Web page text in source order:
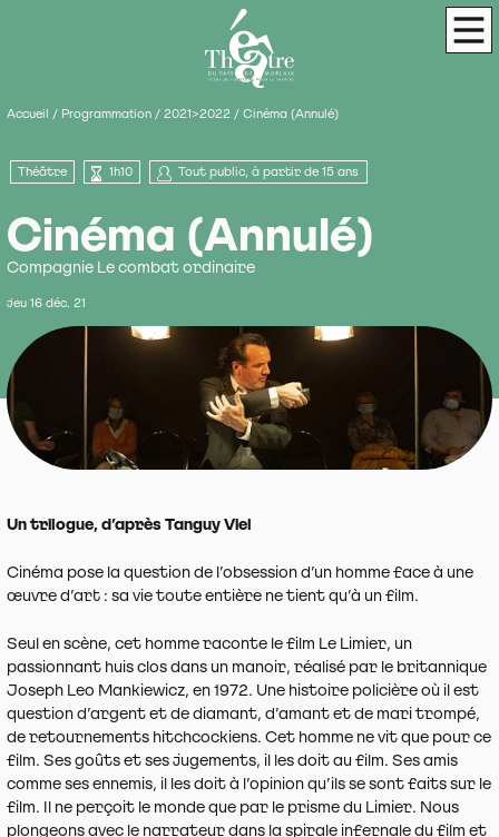
Théâtre du Pays de Morlaix Scène de
Accueil / Programmation / 2021>2022 / Cinéma (Annulé)
Théâtre 1h10 Tout public, à partir de 15 ans
Cinéma (Annulé)
Compagnie Le combat ordinaire
jeu 16 déc. 21
Un trilogue, d’après Tanguy Viel
Cinéma pose la question de l’obsession d’un homme face à une
œuvre d’art : sa vie toute entière ne tient qu’à un film.
Seul en scène, cet homme raconte le film Le Limier, un
passionnant huis clos dans un manoir, réalisé par le britannique
Joseph Leo Mankiewicz, en 1972. Une histoire policière où il est
question d’argent et de diamant, d’amant et de mari trompé,
de retournements hitchcockiens. Cet homme ne vit que pour ce
film. Ses goûts et ses jugements, il les doit au film. Ses amis
comme ses ennemis, il les doit à l’opinion qu’ils se sont faits sur le
film. Il ne perçoit le monde que par le prisme du Limier. Nous
plongeons avec le narrateur dans la spirale infernale du film et